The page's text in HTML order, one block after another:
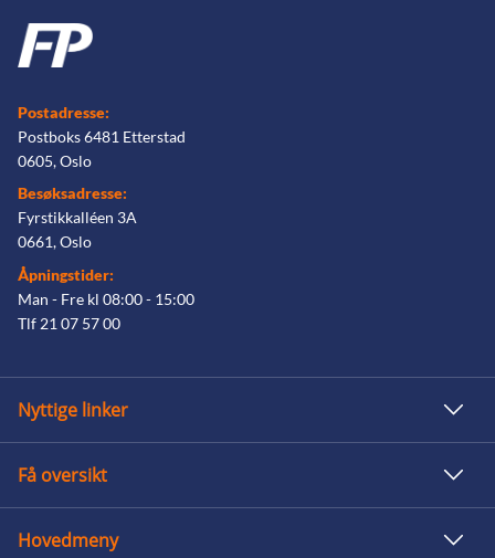
Nyttige linker
Få oversikt
Hovedmeny
Postadresse:
Postboks 6481 Etterstad
0605, Oslo
Besøksadresse:
Fyrstikkalléen 3A
0661, Oslo
Åpningstider:
Man - Fre kl 08:00 - 15:00
Tlf 21 07 57 00